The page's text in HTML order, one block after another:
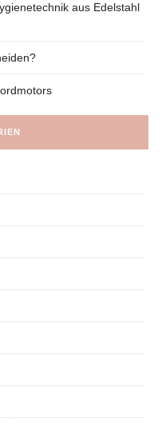
aus Edelstahl